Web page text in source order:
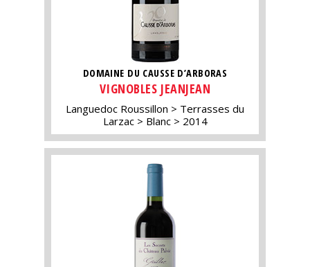
DOMAINE DU CAUSSE D’ARBORAS
VIGNOBLES JEANJEAN
Languedoc Roussillon
Terrasses du
Larzac
Blanc 2014